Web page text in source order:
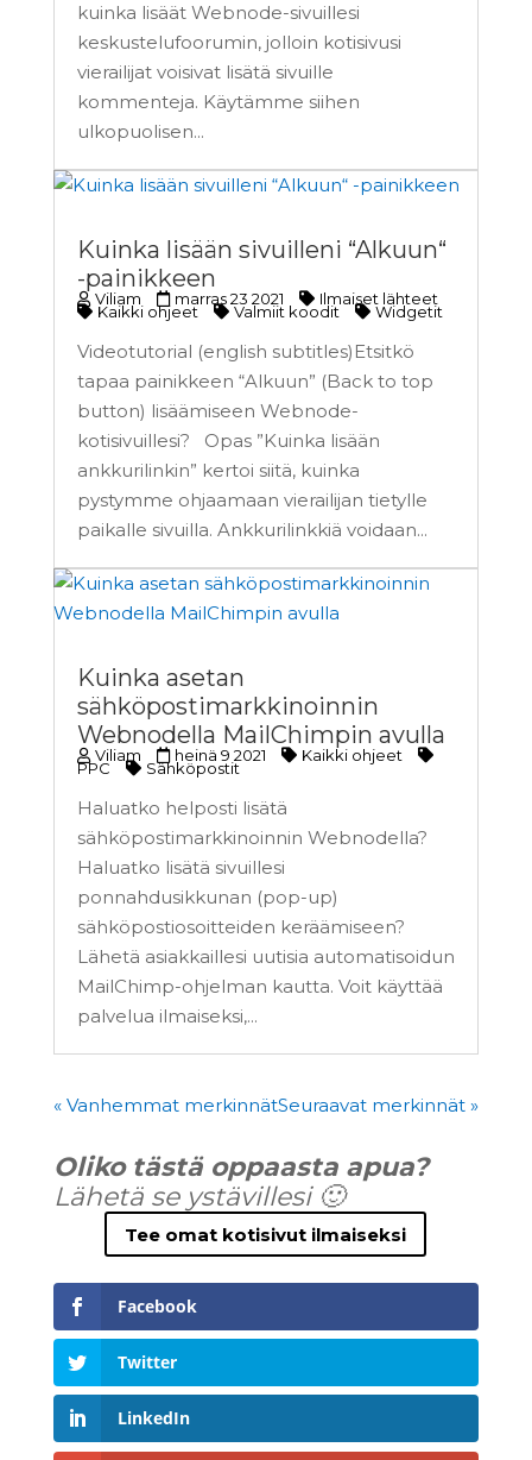
kuinka lisäät Webnode-sivuillesi
keskustelufoorumin, jolloin kotisivusi
vierailijat voisivat lisätä sivuille
kommenteja. Käytämme siihen
ulkopuolisen...
Kuinka lisään sivuilleni “Alkuun“
-painikkeen
Viliam marras 23 2021 Ilmaiset lähteet
Kaikki ohjeet Valmiit koodit Widgetit
Videotutorial (english subtitles)Etsitkö
tapaa painikkeen “Alkuun” (Back to top
button) lisäämiseen Webnode-
kotisivuillesi? Opas ”Kuinka lisään
ankkurilinkin” kertoi siitä, kuinka
pystymme ohjaamaan vierailijan tietylle
paikalle sivuilla. Ankkurilinkkiä voidaan...
Kuinka asetan
sähköpostimarkkinoinnin
Webnodella MailChimpin avulla
Viliam heinä 9 2021 Kaikki ohjeet
PPC Sähköpostit
Haluatko helposti lisätä
sähköpostimarkkinoinnin Webnodella?
Haluatko lisätä sivuillesi
ponnahdusikkunan (pop-up)
sähköpostiosoitteiden keräämiseen?
Lähetä asiakkaillesi uutisia automatisoidun
MailChimp-ohjelman kautta. Voit käyttää
palvelua ilmaiseksi,...
« Vanhemmat merkinnätSeuraavat merkinnät »
Oliko tästä oppaasta apua?
Lähetä se ystävillesi 🙂
Tee omat kotisivut ilmaiseksi
Facebook
Twitter
LinkedIn